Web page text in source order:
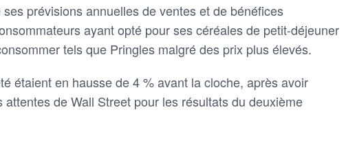
prévisions annuelles de ventes et de bénéfices
ayant opté pour ses céréales de petit-déjeuner
tels que Pringles malgré des prix plus élevés.
étaient en hausse de 4 % avant la cloche, après avoir
de Wall Street pour les résultats du deuxième